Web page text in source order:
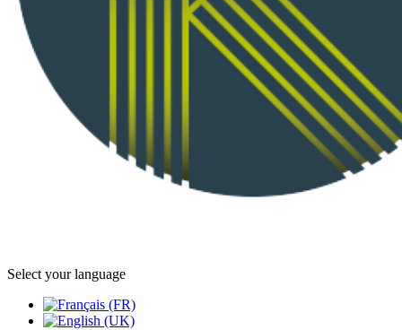
Select your language